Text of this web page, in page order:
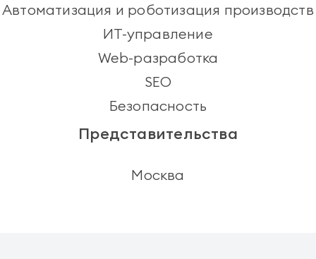
Автоматизация и роботизация производств
ИТ-управление
Web-разработка
SEO
Безопасность
Представительства
Москва